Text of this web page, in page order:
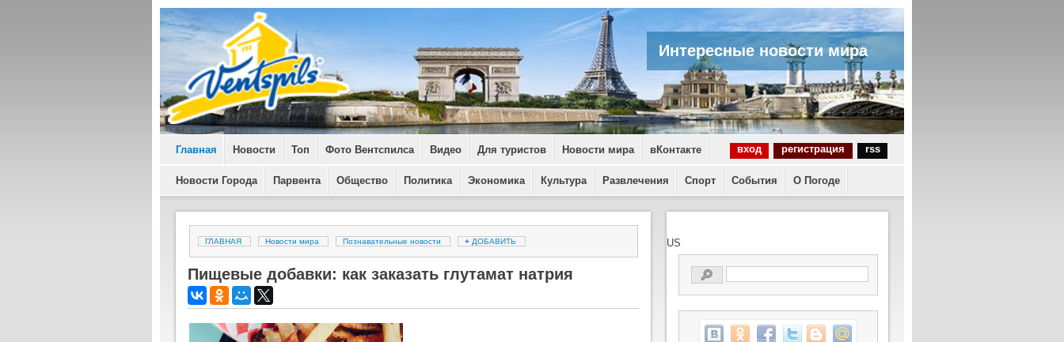
Интересные новости мира
Главная Новости Топ Фото Вентспилса Видео Для туристов Новости мира вКонтакте вход регистрация rss
Новости Города Парвента Общество Политика Экономика Культура Развлечения Спорт События О Погоде
ГЛАВНАЯ Новости мира Познавательные новости + ДОБАВИТЬ
Пищевые добавки: как заказать глутамат натрия
US